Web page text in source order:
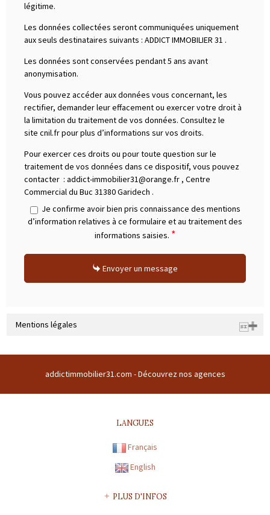
légitime.
Les données collectées seront communiquées uniquement
aux seuls destinataires suivants : ADDICT IMMOBILIER 31 .
Les données sont conservées pendant 5 ans avant
anonymisation.
Vous pouvez accéder aux données vous concernant, les
rectifier, demander leur effacement ou exercer votre droit à
la limitation du traitement de vos données. Consultez le
site cnil.fr pour plus d’informations sur vos droits.
Pour exercer ces droits ou pour toute question sur le
traitement de vos données dans ce dispositif, vous pouvez
contacter : addict-immobilier31@orange.fr , Centre
Commercial du Buc 31380 Garidech .
Je confirme avoir bien pris connaissance des mentions
d’information relatives à ce formulaire et au traitement des
informations saisies. *
Envoyer un message
Mentions légales
France | RCS : TOULOUSE Z 508169786 00011 | RCS juridique : Z |
CARTE PROFESSIONNELLE TRANSACTION N° 1894
GARONNE | Capital : 8 000 € | Caisse garantie financière : FNAIM
n°41082E | Montant garantie financière : 120 000 €
Préfecture de délivrance de la carte professionnelle : HAUTE-
addictimmobilier31.com -Découvrez nos agences
LANGUES
Français
English
PLUS D'INFOS